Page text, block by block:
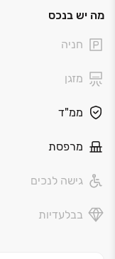
רייסדור ראש העין
והתרבות בשכונה ‏–
כך שאתם זוכים
האורבנית וחיי
מימד חדש של סגנון
כמתחם פרטי
מה יש בנכס
חניה
מזגן
ממ"ד
מרפסת
גישה לנכים
בבלעדיות